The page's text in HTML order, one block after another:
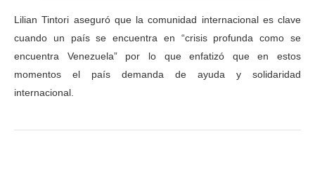
Lilian Tintori aseguró que la comunidad internacional es clave
cuando un país se encuentra en “crisis profunda como se
encuentra Venezuela” por lo que enfatizó que en estos
momentos el país demanda de ayuda y solidaridad
internacional.